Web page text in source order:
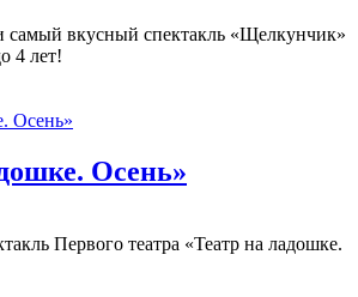
вкусный спектакль «Щелкунчик»
4 лет!
Осень»
Первого театра «Театр на ладошке.